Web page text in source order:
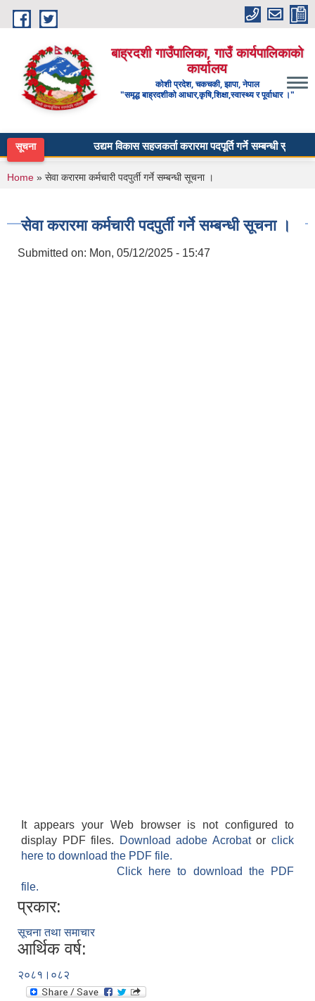
Skip to main content
बाह्रदशी गाउँपालिका, गाउँ कार्यपालिकाको
कार्यालय
कोशी प्रदेश, चकचकी, झापा, नेपाल
"समृद्ध बाह्रदशीको आधार,कृषि,शिक्षा,स्वास्थ्य र पूर्वाधार ।"
सूचना उद्यम विकास सहजकर्ता करारमा पदपूर्ति गर्ने सम्बन्धी सूचना ।
You are here
Home » सेवा करारमा कर्मचारी पदपुर्ती गर्ने सम्बन्धी सूचना ।
सेवा करारमा कर्मचारी पदपुर्ती गर्ने सम्बन्धी सूचना ।
Submitted on: Mon, 05/12/2025 - 15:47
It appears your Web browser is not configured to
display PDF files.
Download adobe Acrobatorclick
here to download the PDF file.
Click here to download the PDF
file.
प्रकार:
सूचना तथा समाचार
आर्थिक वर्ष:
२०८१।०८२